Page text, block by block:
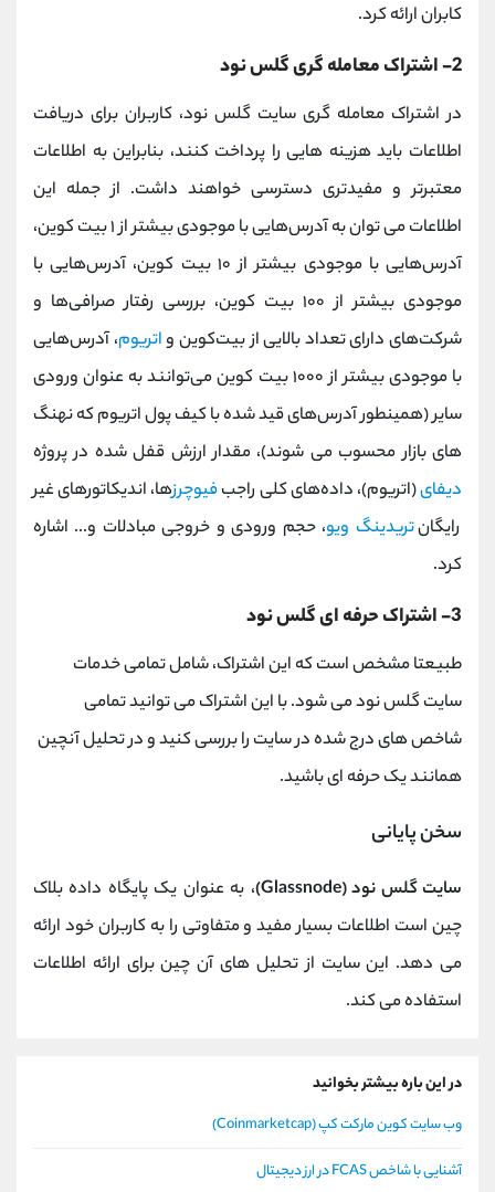
کابران ارائه کرد.
2- اشتراک معامله گری گلس نود
در اشتراک معامله گری سایت گلس نود، کاربران برای دریافت
اطلاعات باید هزینه هایی را پرداخت کنند، بنابراین به اطلاعات
معتبرتر و مفیدتری دسترسی خواهند داشت. از جمله این
اطلاعات می توان به آدرس‌هایی با موجودی بیشتر از ۱ بیت کوین،
آدرس‌هایی با موجودی بیشتر از ۱۰ بیت کوین، آدرس‌هایی با
موجودی بیشتر از ۱۰۰ بیت کوین، بررسی رفتار صرافی‌ها و
شرکت‌های دارای تعداد بالایی از بیت‌کوین واتریوم، آدرس‌هایی
با موجودی بیشتر از ۱۰۰۰ بیت کوین می‌توانند به عنوان ورودی
سایر (همینطور آدرس‌های قید شده با کیف پول اتریوم که نهنگ
های بازار محسوب می شوند)، مقدار ارزش قفل شده در پروژه
دیفای(اتریوم)، داده‌های کلی راجبفیوچرزها، اندیکاتور‌های غیر
رایگانتریدینگ ویو، حجم ورودی و خروجی مبادلات و... اشاره
کرد.
3- اشتراک حرفه ای گلس نود
طبیعتا مشخص است که این اشتراک، شامل تمامی خدمات
سایت گلس نود می شود. با این اشتراک می توانید تمامی
شاخص های درج شده در سایت را بررسی کنید و در تحلیل آنچین
همانند یک حرفه ای باشید.
سخن پایانی
سایت گلس نود (Glassnode)
، به عنوان یک پایگاه داده بلاک
چین است اطلاعات بسیار مفید و متفاوتی را به کاربران خود ارائه
می دهد. این سایت از تحلیل های آن چین برای ارائه اطلاعات
استفاده می کند.
در این باره بیشتر بخوانید
وب سایت کوین مارکت کپ (Coinmarketcap)
آشنایی با شاخص FCAS در ارز دیجیتال